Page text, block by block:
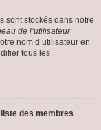
sont stockés dans notre
de l’utilisateur
nom d’utilisateur en
tous les
des membres